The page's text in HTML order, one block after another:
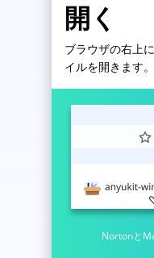
開く
ブラウザの右上
イルを開きます。
Nortonと